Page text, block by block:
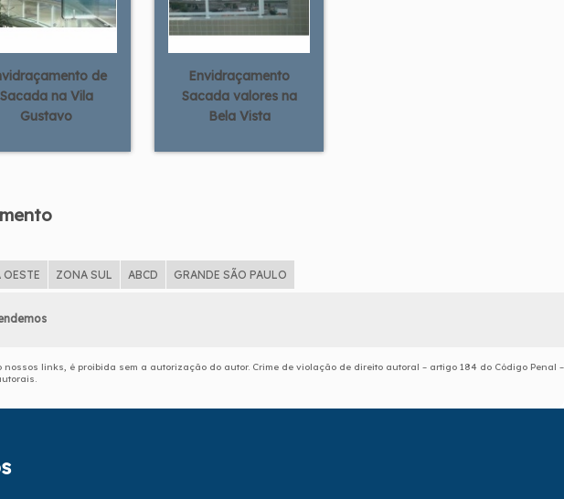
de
Sacada na Vila
Gustavo
Envidraçamento
Sacada valores na
Bela Vista
OESTE ZONA SUL ABCD GRANDE SÃO PAULO
links, é proibida sem a autorização do autor. Crime de violação de direito autoral – artigo 184 do Código Penal –
.